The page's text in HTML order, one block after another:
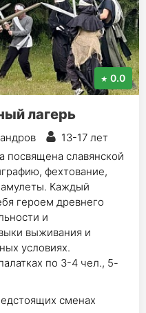
0.0
лагерь
13-17 лет
славянской
фехтование,
амулеты. Каждый
героем древнего
и
выживания и
условиях.
по 3-4 чел., 5-
сменах